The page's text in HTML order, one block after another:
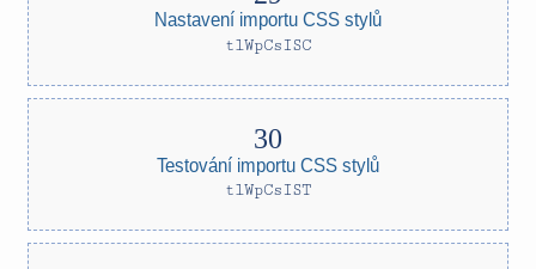
Nastavení importu CSS stylů
tlWpCsISC
Testování importu CSS stylů
tlWpCsIST